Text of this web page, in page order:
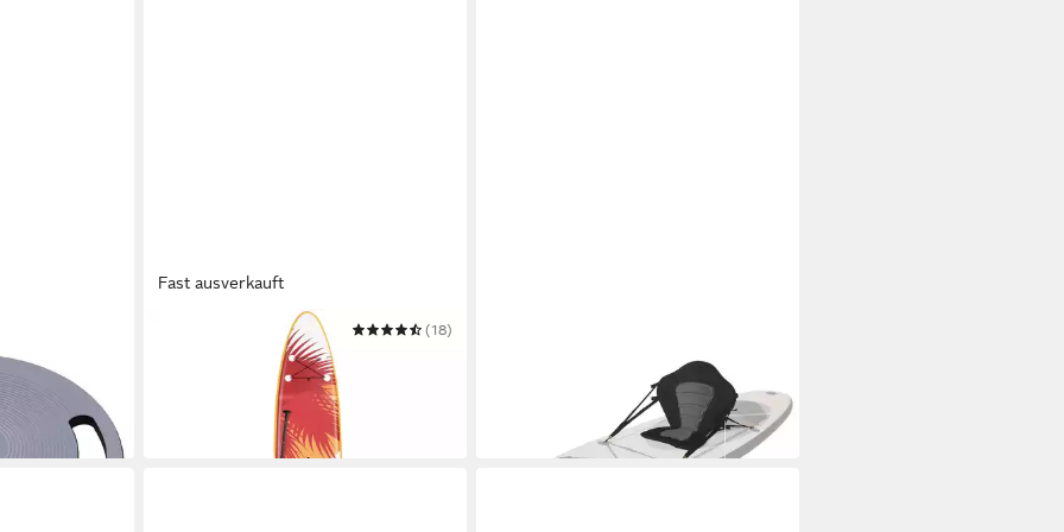
mit
Fast ausverkauft
SUP-Board Stand Up Paddle Board
(18)
249,99 €
in 4-5 Werktagen bei dir
Stand Up Paddleboard
in 2-3 Werktagen bei dir